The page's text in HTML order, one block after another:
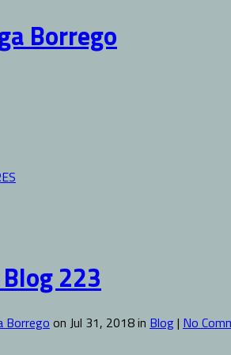
223
Borrego on Jul 31, 2018 in Blog| No